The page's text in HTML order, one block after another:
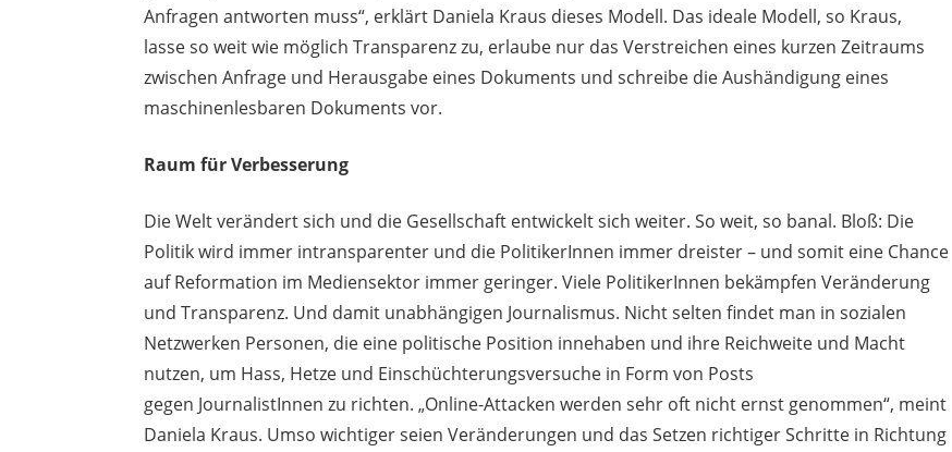
Anfragen antworten muss“, erklärt Daniela Kraus dieses Modell. Das ideale Modell, so Kraus,
lasse so weit wie möglich Transparenz zu, erlaube nur das Verstreichen eines kurzen Zeitraums
zwischen Anfrage und Herausgabe eines Dokuments und schreibe die Aushändigung eines
maschinenlesbaren Dokuments vor.
Raum für Verbesserung
Die Welt verändert sich und die Gesellschaft entwickelt sich weiter. So weit, so banal. Bloß: Die
Politik wird immer intransparenter und die PolitikerInnen immer dreister – und somit eine Chance
auf Reformation im Mediensektor immer geringer. Viele PolitikerInnen bekämpfen Veränderung
und Transparenz. Und damit unabhängigen Journalismus. Nicht selten findet man in sozialen
Netzwerken Personen, die eine politische Position innehaben und ihre Reichweite und Macht
nutzen, um Hass, Hetze und Einschüchterungsversuche in Form von Posts
gegen JournalistInnen zu richten. „Online-Attacken werden sehr oft nicht ernst genommen“, meint
Daniela Kraus. Umso wichtiger seien Veränderungen und das Setzen richtiger Schritte in Richtung